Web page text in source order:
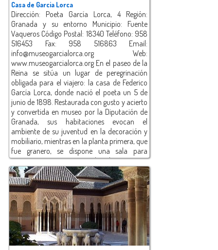
Casa de Garcia Lorca
Dirección: Poeta García Lorca, 4 Región:
Granada y su entorno Municipio: Fuente
Vaqueros Código Postal: 18340 Teléfono: 958
516453 Fax: 958 516863 Email:
info@museogarcialorca.org Web:
www.museogarcialorca.org En el paseo de la
Reina se sitúa un lugar de peregrinación
obligada para el viajero: la casa de Federico
García Lorca, donde nació el poeta un 5 de
junio de 1898. Restaurada con gusto y acierto
y convertida en museo por la Diputación de
Granada, sus habitaciones evocan el
ambiente de su juventud en la decoración y
mobiliario, mientras en la planta primera, que
fue granero, se dispone una sala para
exposiciones y actos culturales. Atesora
innumerables documentos escritos, gráficos
e, incluso, enseres y ajuar pertenecientes al
poeta o relacionados con su vida y obra.